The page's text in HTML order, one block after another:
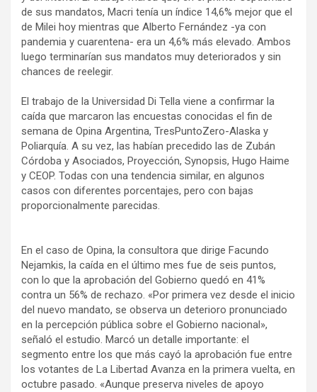
de sus mandatos, Macri tenía un índice 14,6% mejor que el
de Milei hoy mientras que Alberto Fernández -ya con
pandemia y cuarentena- era un 4,6% más elevado. Ambos
luego terminarían sus mandatos muy deteriorados y sin
chances de reelegir.
El trabajo de la Universidad Di Tella viene a confirmar la
caída que marcaron las encuestas conocidas el fin de
semana de Opina Argentina, TresPuntoZero-Alaska y
Poliarquía. A su vez, las habían precedido las de Zubán
Córdoba y Asociados, Proyección, Synopsis, Hugo Haime
y CEOP. Todas con una tendencia similar, en algunos
casos con diferentes porcentajes, pero con bajas
proporcionalmente parecidas.
En el caso de Opina, la consultora que dirige Facundo
Nejamkis, la caída en el último mes fue de seis puntos,
con lo que la aprobación del Gobierno quedó en 41%
contra un 56% de rechazo. «Por primera vez desde el inicio
del nuevo mandato, se observa un deterioro pronunciado
en la percepción pública sobre el Gobierno nacional»,
señaló el estudio. Marcó un detalle importante: el
segmento entre los que más cayó la aprobación fue entre
los votantes de La Libertad Avanza en la primera vuelta, en
octubre pasado. «Aunque preserva niveles de apoyo